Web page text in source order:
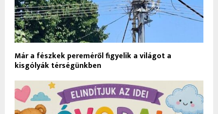
Már a fészkek pereméről figyelik a világot a
kisgólyák térségünkben